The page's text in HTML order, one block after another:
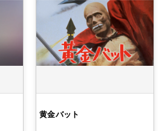
黄金バット